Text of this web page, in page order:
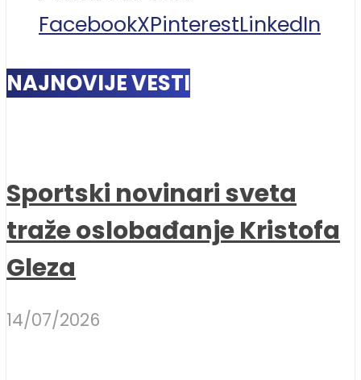
FacebookXPinterestLinkedIn
NAJNOVIJE VESTI
Sportski novinari sveta
traže oslobađanje Kristofa
Gleza
14/07/2026